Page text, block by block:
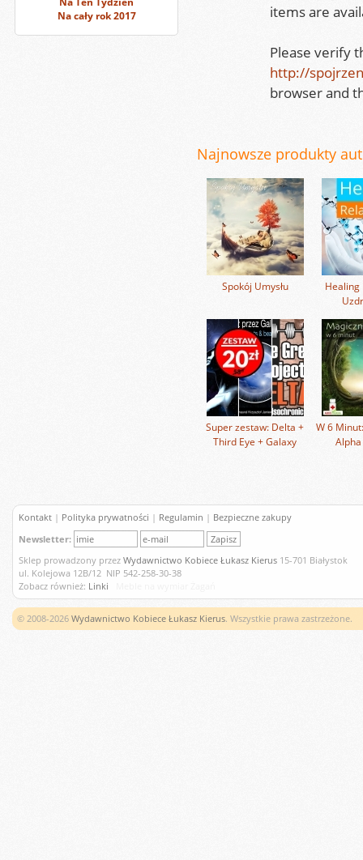
Na cały rok 2017
items are
Please verify
http://
browser and
Najnowsze produkty
Spokój Umysłu
Healing
Super zestaw: Delta +
Third Eye + Galaxy
W 6
Alpha
Kontakt | Polityka prywatności | Regulamin | Bezpieczne zakupy
Newsletter:
Sklep prowadzony przez Wydawnictwo Kobiece Łukasz Kierus 15-701 Białystok
ul. Kolejowa 12B/12 NIP 542-258-30-38
Zobacz również: Linki
© 2008-2026 Wydawnictwo Kobiece Łukasz Kierus. Wszystkie prawa zastrzeżone.